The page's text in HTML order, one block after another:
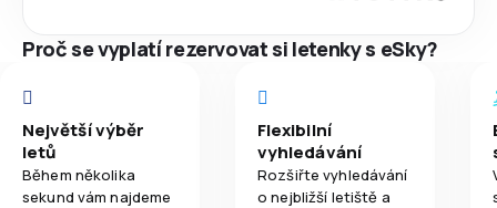
Proč se vyplatí rezervovat si letenky s eSky?
Největší výběr
letů
Během několika
sekund vám najdeme
Flexibilní
vyhledávání
Rozšiřte vyhledávání
o nejbližší letiště a